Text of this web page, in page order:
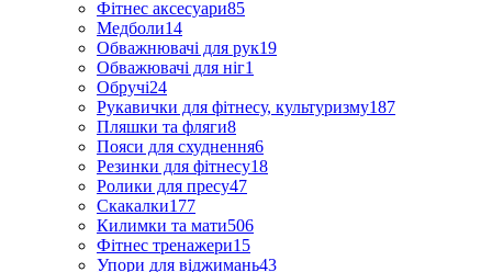
Фітнес аксесуари85
Медболи14
Обважнювачі для рук19
Обважювачі для ніг1
Обручі24
Рукавички для фітнесу, культуризму187
Пляшки та фляги8
Пояси для схуднення6
Резинки для фітнесу18
Ролики для пресу47
Скакалки177
Килимки та мати506
Фітнес тренажери15
Упори для віджимань43